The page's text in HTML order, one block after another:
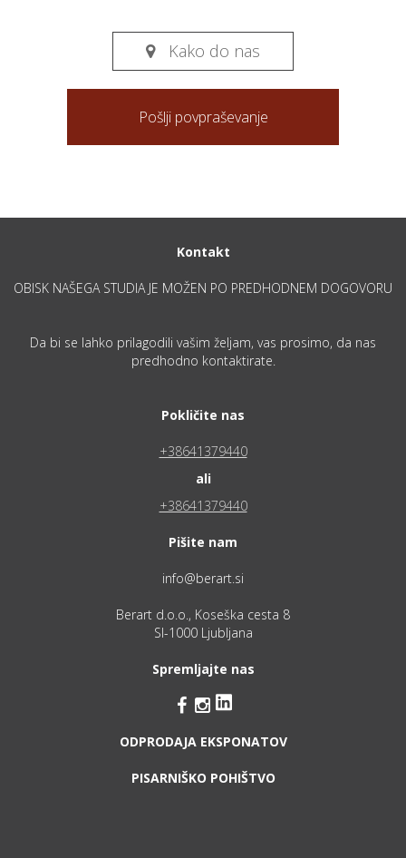
 Kako do nas
Pošlji povpraševanje
Kontakt
OBISK NAŠEGA STUDIA JE MOŽEN PO PREDHODNEM DOGOVORU
Da bi se lahko prilagodili vašim željam, vas prosimo, da nas
predhodno kontaktirate.
Pokličite nas
+38641379440
ali
+38641379440
Pišite nam
info@berart.si
Berart d.o.o., Koseška cesta 8
SI-1000 Ljubljana
Spremljajte nas
 
ODPRODAJA EKSPONATOV
PISARNIŠKO POHIŠTVO